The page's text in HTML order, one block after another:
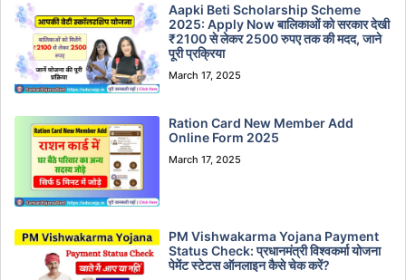
Aapki Beti Scholarship Scheme
2025: Apply Now बालिकाओं को सरकार देखी
₹2100 से लेकर 2500 रुपए तक की मदद, जाने
पूरी प्रक्रिया
March 17, 2025
Ration Card New Member Add
Online Form 2025
March 17, 2025
PM Vishwakarma Yojana Payment
Status Check: प्रधानमंत्री विश्वकर्मा योजना
पेमेंट स्टेटस ऑनलाइन कैसे चेक करें?